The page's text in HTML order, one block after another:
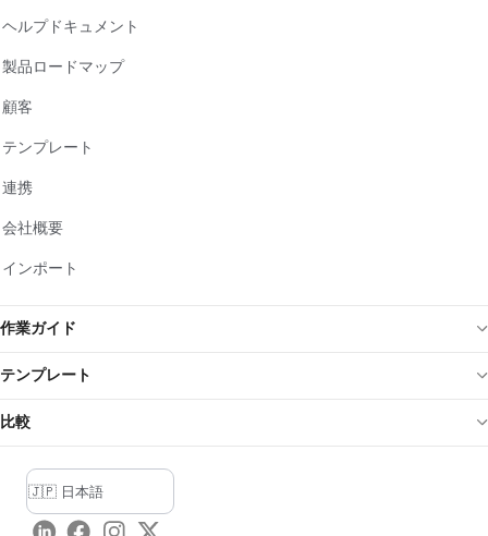
ヘルプドキュメント
製品ロードマップ
顧客
テンプレート
連携
会社概要
インポート
作業ガイド
テンプレート
比較